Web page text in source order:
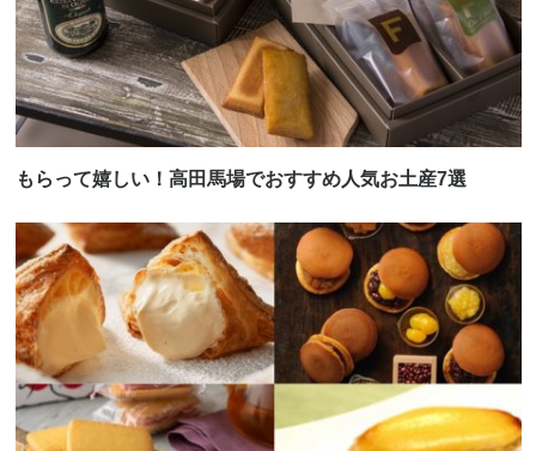
もらって嬉しい！高田馬場でおすすめ人気お土産7選